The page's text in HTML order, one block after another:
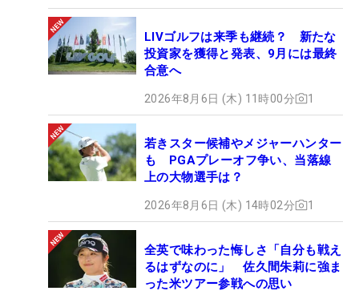
LIVゴルフは来季も継続？ 新たな
投資家を獲得と発表、9月には最終
合意へ
2026年8月6日 (木) 11時00分 1
若きスター候補やメジャーハンター
も PGAプレーオフ争い、当落線
上の大物選手は？
2026年8月6日 (木) 14時02分 1
全英で味わった悔しさ「自分も戦え
るはずなのに」 佐久間朱莉に強ま
った米ツアー参戦への思い